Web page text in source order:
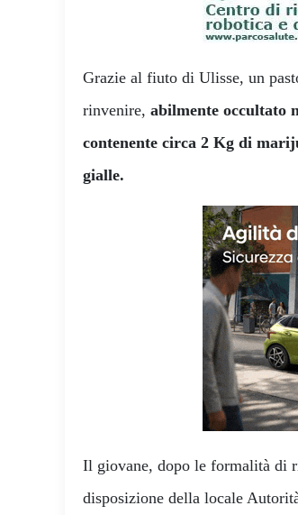
Grazie al fiuto di Ulisse, un
rinvenire, abilmente occultato
contenente circa 2 Kg di
gialle.
Il giovane, dopo le formalità di
disposizione della locale